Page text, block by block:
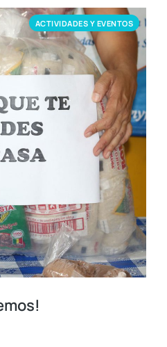
ACTIVIDADES Y EVENTOS